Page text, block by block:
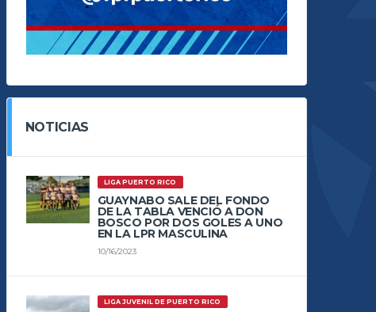
NOTICIAS
LIGA PUERTO RICO
GUAYNABO SALE DEL FONDO
DE LA TABLA VENCIÓ A DON
BOSCO POR DOS GOLES A UNO
EN LA LPR MASCULINA
10/16/2023
LIGA JUVENIL DE PUERTO RICO